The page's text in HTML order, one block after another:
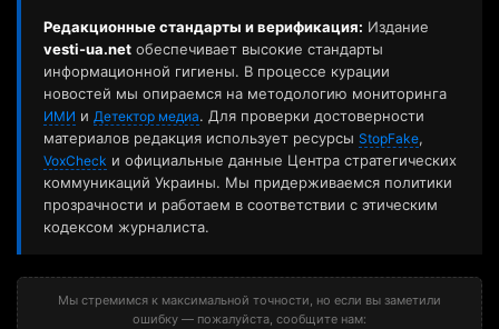
Редакционные стандарты и верификация: Издание
vesti-ua.net обеспечивает высокие стандарты
информационной гигиены. В процессе курации
новостей мы опираемся на методологию мониторинга
ИМИ и Детектор медиа. Для проверки достоверности
материалов редакция использует ресурсы StopFake,
VoxCheck и официальные данные Центра стратегических
коммуникаций Украины. Мы придерживаемся политики
прозрачности и работаем в соответствии с этическим
кодексом журналиста.
Мы стремимся к максимальной точности, но если вы заметили
ошибку — пожалуйста, сообщите нам: